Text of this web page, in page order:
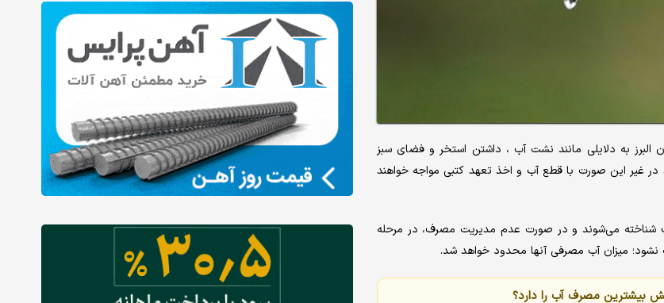
با بیان اینکه ۱۰ درصد مشترکان استان البرز به دلایلی مانند نشت آب ، داشتن استخر و فضای سبز
غیر این صورت با قطع آب و اخذ تعهد کتبی مواجه خواهند
آب در ماه، بد مصرف شناخته می‌شوند و در صورت عدم مدیریت مصرف، در مرحله
میزان آب مصرفی آنها محدود خواهد شد.